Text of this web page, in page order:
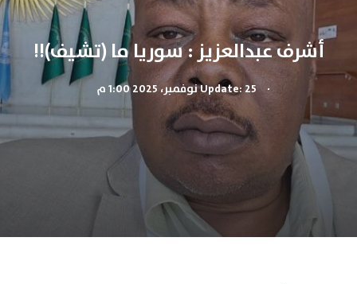
أشرف عبدالعزيز : سوريا ما (تشيف)!!
. Update: 25 نوفمبر، 2025 1:00 م